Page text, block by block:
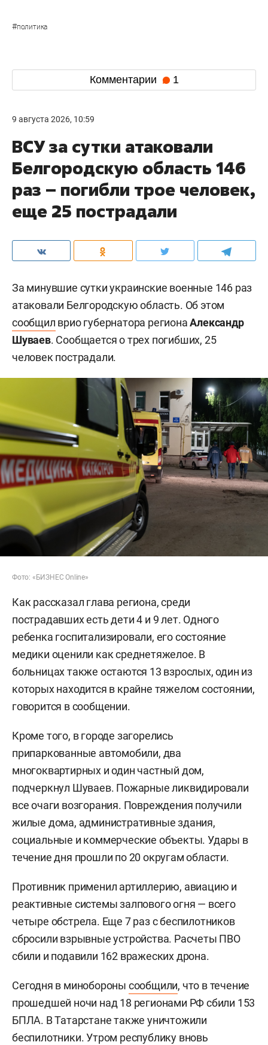
#политика
Комментарии 1
9 августа 2026, 10:59
ВСУ за сутки атаковали
Белгородскую область 146
раз – погибли трое человек,
еще 25 пострадали
За минувшие сутки украинские военные 146 раз
атаковали Белгородскую область. Об этом
сообщил врио губернатора регионаАлександр
Шуваев. Сообщается о трех погибших, 25
человек пострадали.
Фото: «БИЗНЕС Online»
Как рассказал глава региона, среди
пострадавших есть дети 4 и 9 лет. Одного
ребенка госпитализировали, его состояние
медики оценили как среднетяжелое. В
больницах также остаются 13 взрослых, один из
которых находится в крайне тяжелом состоянии,
говорится в сообщении.
Кроме того, в городе загорелись
припаркованные автомобили, два
многоквартирных и один частный дом,
подчеркнул Шуваев. Пожарные ликвидировали
все очаги возгорания. Повреждения получили
жилые дома, административные здания,
социальные и коммерческие объекты. Удары в
течение дня прошли по 20 округам области.
Противник применил артиллерию, авиацию и
реактивные системы залпового огня — всего
четыре обстрела. Еще 7 раз с беспилотников
сбросили взрывные устройства. Расчеты ПВО
сбили и подавили 162 вражеских дрона.
Сегодня в минобороны сообщили, что в течение
прошедшей ночи над 18 регионами РФ сбили 153
БПЛА. В Татарстане также уничтожили
беспилотники. Утром республику вновь